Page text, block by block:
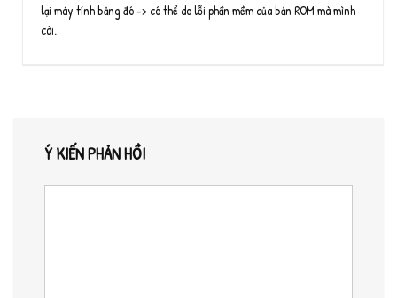
lại máy tính bảng đó -> có thể do lỗi phần mềm của bản ROM mà mình
cài.
Ý KIẾN PHẢN HỒI